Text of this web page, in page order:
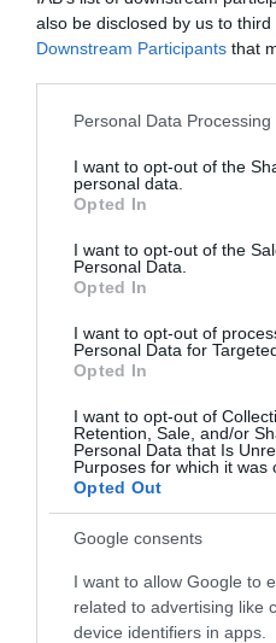
also be disclosed by us to
Downstream Participants that
Please note that this website/
not limited to your visit or
grant or deny consent to
use your data for below
consent section.
Personal Data
I want to opt-out of the
personal data.
Opted In
I want to opt-out of the
Personal Data.
Opted In
I want to opt-out of
Personal Data for
Opted In
I want to opt-out of
Retention, Sale, and/or
Personal Data that Is
Purposes for which it was
Opted Out
Google consents
I want to allow Google to
related to advertising like
device identifiers in apps.
japánok.
Tovább
Honda CR-V
Honda
Személyauto| Címkék:autós